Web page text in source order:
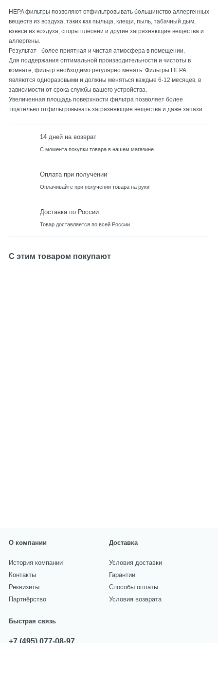
HEPA фильтры позволяют отфильтровывать большинство аллергенных
веществ из воздуха, таких как пыльца, клещи, пыль, табачный дым,
взвеси из воздуха, споры плесени и другие загрязняющие вещества и
аллергены.
Результат - более приятная и чистая атмосфера в помещении.
Для поддержания оптимальной производительности и чистоты в
комнате, фильтр необходимо регулярно менять. Фильтры HEPA
являются одноразовыми и должны меняться каждые 6-12 месяцев, в
зависимости от срока службы вашего устройства.
Увеличенная площадь поверхности фильтра позволяет более
тщательно отфильтровывать загрязняющие вещества и даже запахи.
14 дней на возврат
С момента покупки товара в нашем магазине
Оплата при получении
Оплачивайте при получении товара на руки
Доставка по России
Товар доставляется по всей России
С этим товаром покупают
О компании
История компании
Контакты
Реквизиты
Партнёрство
Доставка
Условия доставки
Гарантии
Способы оплаты
Условия возврата
Быстрая связь
+7 (495) 077-08-97